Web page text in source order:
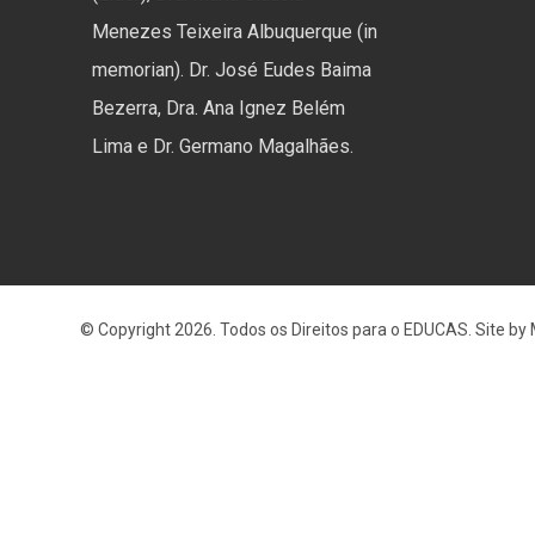
Menezes Teixeira Albuquerque (in
memorian). Dr. José Eudes Baima
Bezerra, Dra. Ana Ignez Belém
Lima e Dr. Germano Magalhães.
© Copyright 2026. Todos os Direitos para o EDUCAS. Site by